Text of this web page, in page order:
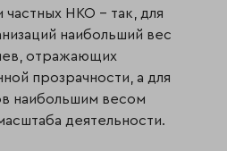
частных НКО – так, для
наибольший вес
отражающих
прозрачности, а для
наибольшим весом
деятельности.